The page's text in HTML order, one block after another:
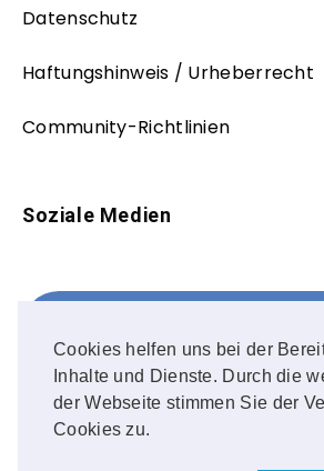
Cookies helfen uns bei der
Inhalte und Dienste. Durch die
der Webseite stimmen Sie der
Cookies zu.
Datenschutz
Haftungshinweis / Urheberrecht
Community-Richtlinien
Soziale Medien
FOLLOW ME!
Instagram
OUR PHOTOS!